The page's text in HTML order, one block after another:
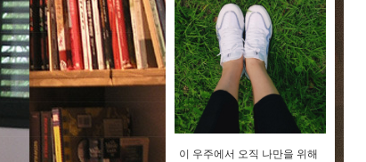
이 우주에서 오직 나만을 위해